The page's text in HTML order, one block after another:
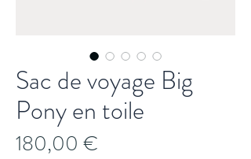
Sac de voyage Big
Pony en toile
180,00 €